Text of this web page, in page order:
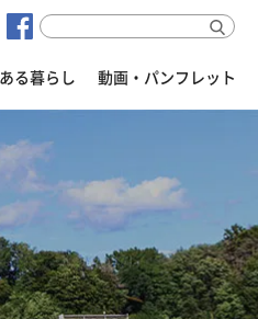
る暮らし 動画・パンフレット